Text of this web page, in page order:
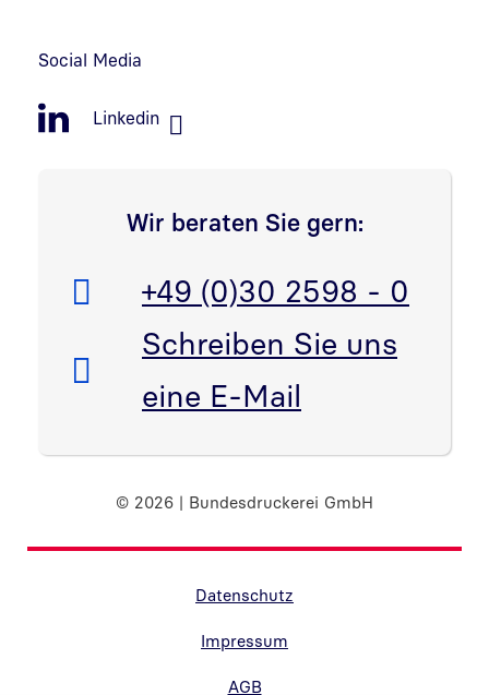
Social Media
Linkedin
Wir beraten Sie gern:
Telefon:
+49 (0)30 2598 - 0
E-Mail:
Schreiben Sie uns
eine E-Mail
© 2026 | Bundesdruckerei GmbH
Datenschutz
Impressum
AGB